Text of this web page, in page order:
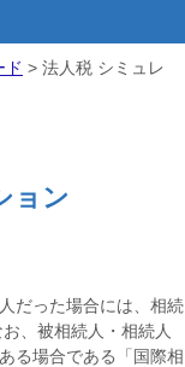
ド > 法人税 シミュレ
ョン
だった場合には、相続
、被相続人・相続人
る場合である「国際相